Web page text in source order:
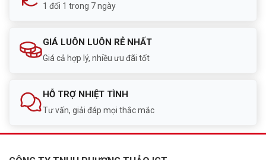
1 đổi 1 trong 7 ngày
GIÁ LUÔN LUÔN RẺ NHẤT
Giá cả hợp lý, nhiều ưu đãi tốt
HỖ TRỢ NHIỆT TÌNH
Tư vấn, giải đáp mọi thắc mắc